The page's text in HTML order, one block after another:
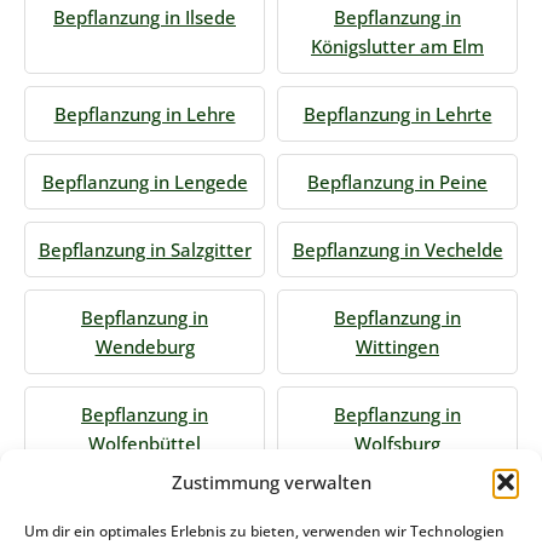
Zustimmung verwalten
Um dir ein optimales Erlebnis zu bieten, verwenden wir Technologien
Bepflanzung in Ilsede
Bepflanzung in
Königslutter am Elm
Bepflanzung in Lehre Bepflanzung in Lehrte
Bepflanzung in Lengede Bepflanzung in Peine
Bepflanzung in Salzgitter Bepflanzung in Vechelde
Bepflanzung in
Wendeburg
Bepflanzung in
Wittingen
Bepflanzung in
Wolfenbüttel
Bepflanzung in
Wolfsburg
Jetzt Anfrage stellen